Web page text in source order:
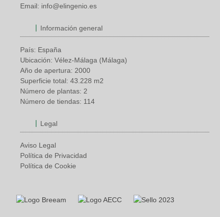
Email: info@elingenio.es
Información general
País: España
Ubicación: Vélez-Málaga (Málaga)
Año de apertura: 2000
Superficie total: 43.228 m2
Número de plantas: 2
Número de tiendas: 114
Legal
Aviso Legal
Política de Privacidad
Política de Cookie